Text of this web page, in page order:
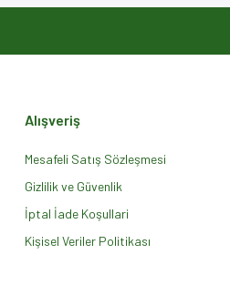
Gönder
Alışveriş
Mesafeli Satış Sözleşmesi
Gizlilik ve Güvenlik
İptal İade Koşullari
Kişisel Veriler Politikası